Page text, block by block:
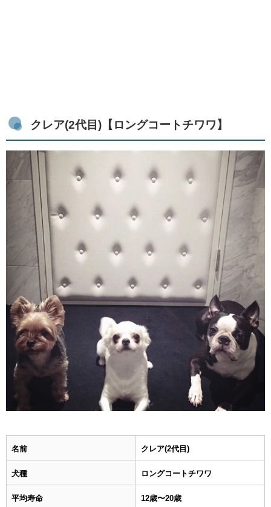
クレア(2代目)【ロングコートチワワ】
名前 クレア(2代目)
犬種 ロングコートチワワ
平均寿命 12歳〜20歳